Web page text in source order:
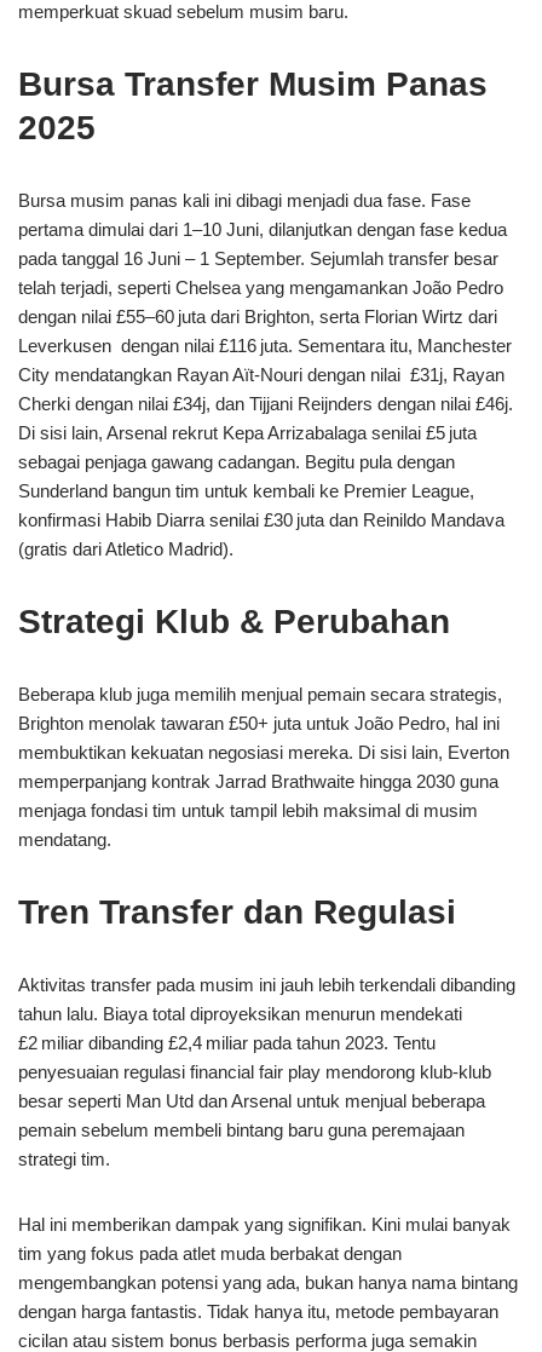
memperkuat skuad sebelum musim baru.
Bursa Transfer Musim Panas
2025
Bursa musim panas kali ini dibagi menjadi dua fase. Fase
pertama dimulai dari 1–10 Juni, dilanjutkan dengan fase kedua
pada tanggal 16 Juni – 1 September. Sejumlah transfer besar
telah terjadi, seperti Chelsea yang mengamankan João Pedro
dengan nilai £55–60 juta dari Brighton, serta Florian Wirtz dari
Leverkusen dengan nilai £116 juta. Sementara itu, Manchester
City mendatangkan Rayan Aït‑Nouri dengan nilai £31j, Rayan
Cherki dengan nilai £34j, dan Tijjani Reijnders dengan nilai £46j.
Di sisi lain, Arsenal rekrut Kepa Arrizabalaga senilai £5 juta
sebagai penjaga gawang cadangan. Begitu pula dengan
Sunderland bangun tim untuk kembali ke Premier League,
konfirmasi Habib Diarra senilai £30 juta dan Reinildo Mandava
(gratis dari Atletico Madrid).
Strategi Klub & Perubahan
Beberapa klub juga memilih menjual pemain secara strategis,
Brighton menolak tawaran £50+ juta untuk João Pedro, hal ini
membuktikan kekuatan negosiasi mereka. Di sisi lain, Everton
memperpanjang kontrak Jarrad Brathwaite hingga 2030 guna
menjaga fondasi tim untuk tampil lebih maksimal di musim
mendatang.
Tren Transfer dan Regulasi
Aktivitas transfer pada musim ini jauh lebih terkendali dibanding
tahun lalu. Biaya total diproyeksikan menurun mendekati
£2 miliar dibanding £2,4 miliar pada tahun 2023. Tentu
penyesuaian regulasi financial fair play mendorong klub-klub
besar seperti Man Utd dan Arsenal untuk menjual beberapa
pemain sebelum membeli bintang baru guna peremajaan
strategi tim.
Hal ini memberikan dampak yang signifikan. Kini mulai banyak
tim yang fokus pada atlet muda berbakat dengan
mengembangkan potensi yang ada, bukan hanya nama bintang
dengan harga fantastis. Tidak hanya itu, metode pembayaran
cicilan atau sistem bonus berbasis performa juga semakin